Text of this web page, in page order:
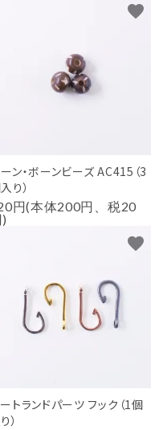
ン・ボーンビーズ AC415（3
り）
円(本体200円、税20
favorite
トランドパーツ フック（1個
）
favorite